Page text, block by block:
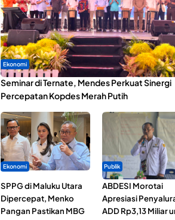
Ekonomi
Seminar di Ternate, Mendes Perkuat Sinergi
Percepatan Kopdes Merah Putih
Ekonomi
SPPG di Maluku Utara
Dipercepat, Menko
Pangan Pastikan MBG
Publik
ABDESI Morotai
Apresiasi
ADD Rp3,13 Miliar